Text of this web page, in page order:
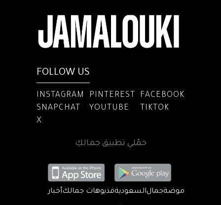
FOLLOW US
INSTAGRAM PINTEREST
FACEBOOK
SNAPCHAT
YOUTUBE
TIKTOK
X
حمّلي تطبيق جمالكِ
موضةجمالالسعوديةفديوهات جمالكأخبار